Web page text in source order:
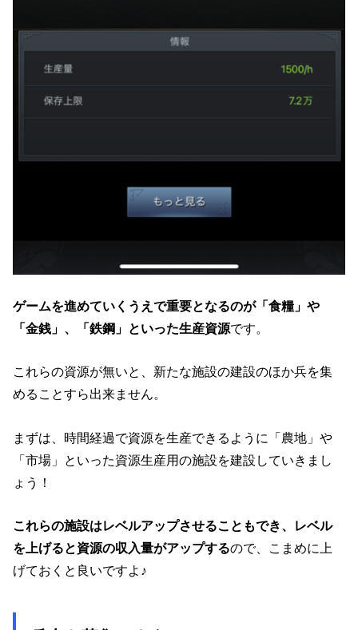
ゲームを進めていくうえで重要となるのが「食糧」や
「金銭」、「鉄鋼」といった生産資源です。
これらの資源が無いと、新たな施設の建設のほか兵を集
めることすら出来ません。
まずは、時間経過で資源を生産できるように「農地」や
「市場」といった資源生産用の施設を建設していきまし
ょう！
これらの施設はレベルアップさせることもでき、レベル
を上げると資源の収入量がアップするので、こまめに上
げておくと良いですよ♪